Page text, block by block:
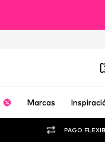
Marcas
PAGO